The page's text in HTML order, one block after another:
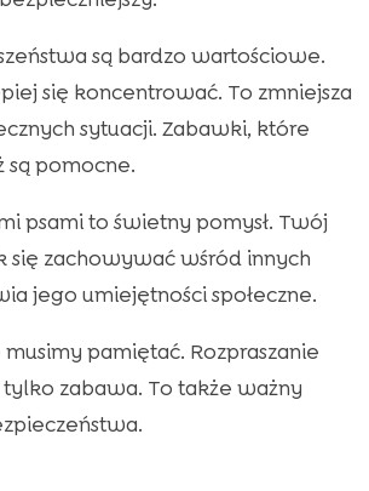
są bardzo wartościowe.
się koncentrować. To zmniejsza
sytuacji. Zabawki, które
są pomocne.
psami to świetny pomysł. Twój
się zachowywać wśród innych
jego umiejętności społeczne.
pamiętać. Rozpraszanie
zabawa. To także ważny